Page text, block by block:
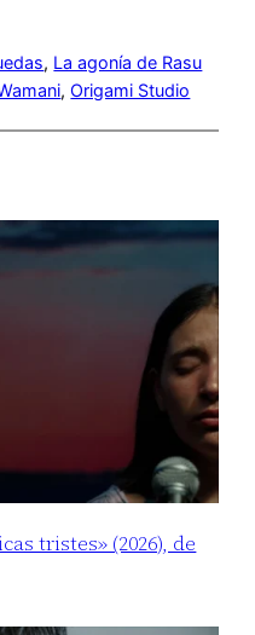
, La agonía de Rasu
, Origami Studio
tristes» (2026), de